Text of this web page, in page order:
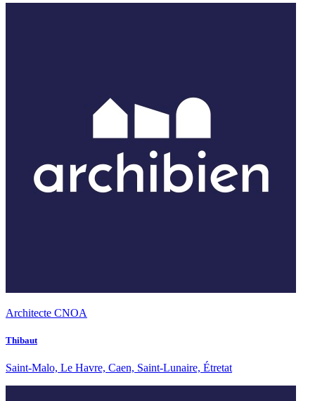
Architecte CNOA
Thibaut
Saint-Malo, Le Havre, Caen, Saint-Lunaire, Étretat